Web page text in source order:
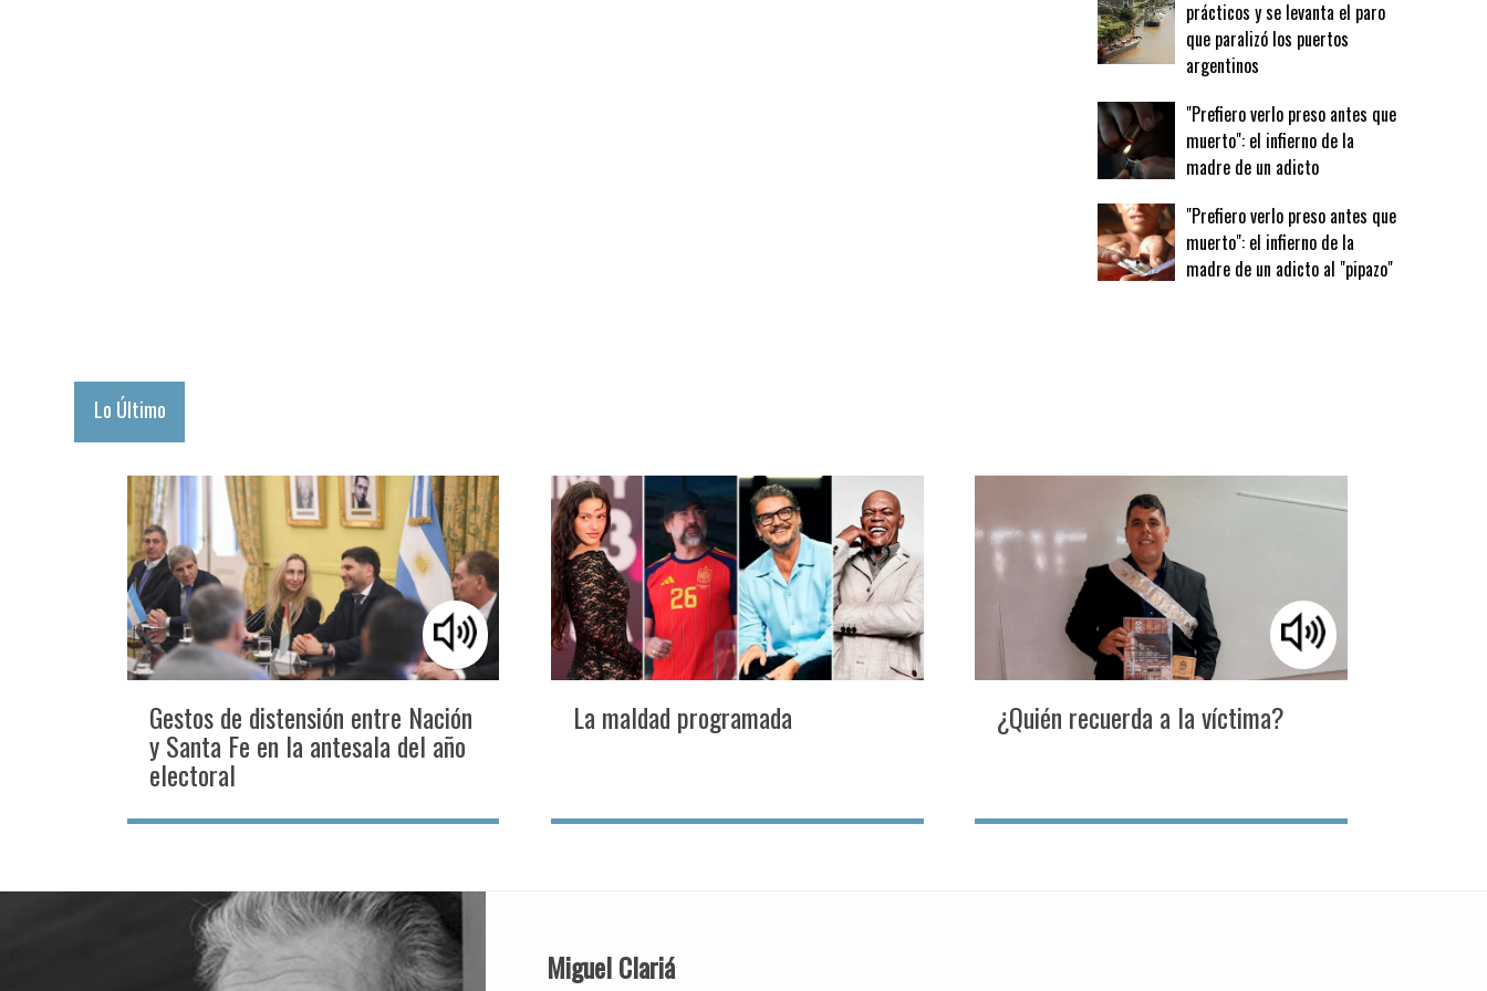
prácticos y se levanta el paro
que paralizó los puertos
argentinos
"Prefiero verlo preso antes que
muerto": el infierno de la
madre de un adicto
"Prefiero verlo preso antes que
muerto": el infierno de la
madre de un adicto al "pipazo"
Lo Último
Gestos de distensión entre Nación
y Santa Fe en la antesala del año
electoral
La maldad programada ¿Quién recuerda a la víctima?
Miguel Clariá